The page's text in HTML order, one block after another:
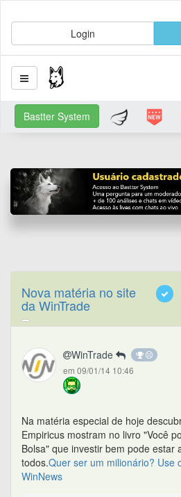
Login
Bastter System
Nova matéria no site
da WinTrade
WinTrade
em 09/01/14 10:46
Na matéria especial de hoje
Empiricus mostram no livro "Você
Bolsa" que investir bem pode estar
todos.Quer ser um milionário? Use
WinNews